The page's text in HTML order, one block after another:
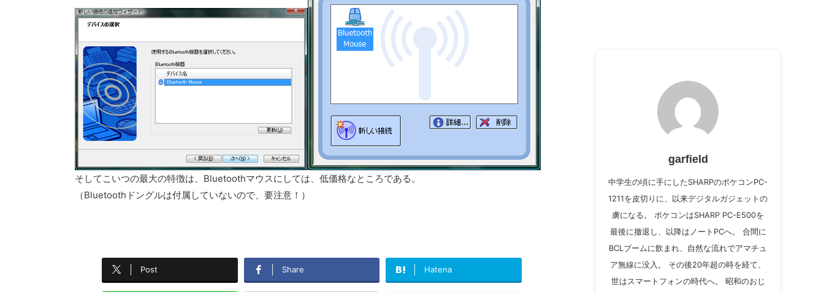
そしてこいつの最大の特徴は、Bluetoothマウスにしては、低価格なところである。
（Bluetoothドングルは付属していないので、要注意！）
Post Share Hatena
garfield
中学生の頃に手にしたSHARPのポケコンPC-
1211を皮切りに、以来デジタルガジェットの
虜になる。 ポケコンはSHARP PC-E500を
最後に撤退し、以降はノートPCへ。 合間に
BCLブームに飲まれ、自然な流れでアマチュ
ア無線に没入。 その後20年超の時を経て、
世はスマートフォンの時代へ。 昭和のおじ